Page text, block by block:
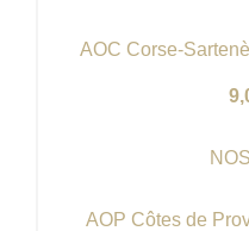
AOC Corse-
AOP Côtes de